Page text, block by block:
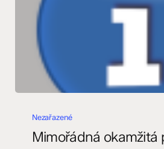
okamžitá
Nezařazené
Mimořádná okamžitá